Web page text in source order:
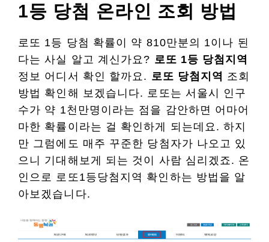
1등 당첨 온라인 조회 방법
로또 1등 당첨 확률이 약 810만분의 1이나 된
다는 사실 알고 계신가요? 로또 1등 당첨지역
정보 어디서 확인 할까요. 로또 당첨지역 조회
방법 확인해 보겠습니다. 로또는 서울시 인구
수가 약 1천만명이라는 점을 감안하면 어마어
마한 확률이라는 걸 확인하게 되는데요. 하지
만 그럼에도 매주 꾸준한 당첨자가 나오고 있
으니 기대해보게 되는 것이 사람 심리겠죠. 온
인으로 로또1등당첨지역 확인하는 방법을 알
아보겠습니다.